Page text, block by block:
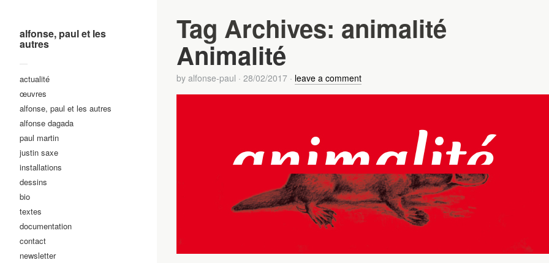
alfonse, paul et les
autres
—
actualité
œuvres
alfonse, paul et les autres
alfonse dagada
paul martin
justin saxe
installations
dessins
bio
textes
documentation
contact
newsletter
Tag Archives: animalité
Animalité
by alfonse-paul · 28/02/2017 · leave a comment